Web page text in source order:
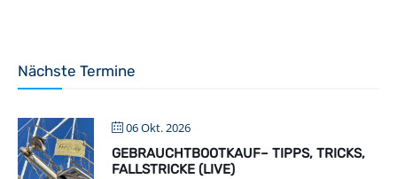
Nächste Termine
06 Okt. 2026
GEBRAUCHTBOOTKAUF– TIPPS, TRICKS,
FALLSTRICKE (LIVE)